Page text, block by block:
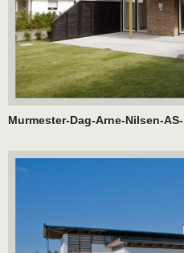
Murmester-Dag-Arne-Nilsen-AS-